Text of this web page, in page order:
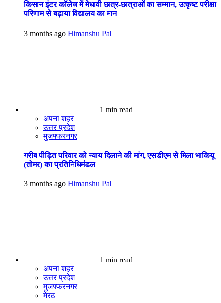
किसान इंटर कॉलेज में मेधावी छात्र-छात्राओं का सम्मान, उत्कृष्ट परीक्षा
परिणाम से बढ़ाया विद्यालय का मान
3 months ago Himanshu Pal
1 min read
अपना शहर
उत्तर प्रदेश
मुजफ्फरनगर
गरीब पीड़ित परिवार को न्याय दिलाने की मांग, एसडीएम से मिला भाकियू
(तोमर) का प्रतिनिधिमंडल
3 months ago Himanshu Pal
1 min read
अपना शहर
उत्तर प्रदेश
मुजफ्फरनगर
मेरठ